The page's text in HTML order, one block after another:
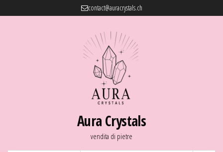
contact@auracrystals.ch
Aura Crystals
vendita di pietre